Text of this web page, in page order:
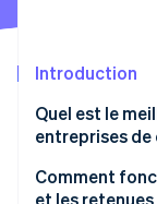
l’IA.
Introduction
Quel est le
entreprises
Adaptation au
Comment